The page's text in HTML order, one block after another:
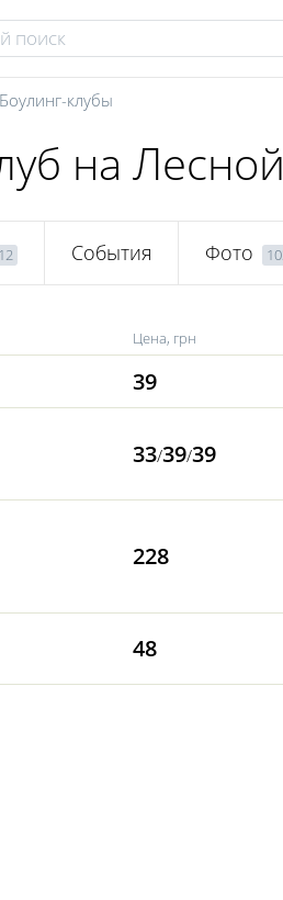
Боулинг-клубы
на
12 События Фото
Цена, грн
39
33/39/39
228
48